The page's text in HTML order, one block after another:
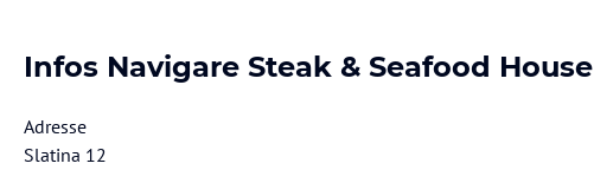
Infos Navigare Steak & Seafood House
Adresse
Slatina 12